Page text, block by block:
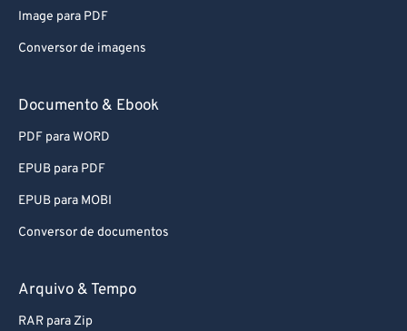
Image para PDF
Conversor de imagens
Documento & Ebook
PDF para WORD
EPUB para PDF
EPUB para MOBI
Conversor de documentos
Arquivo & Tempo
RAR para Zip